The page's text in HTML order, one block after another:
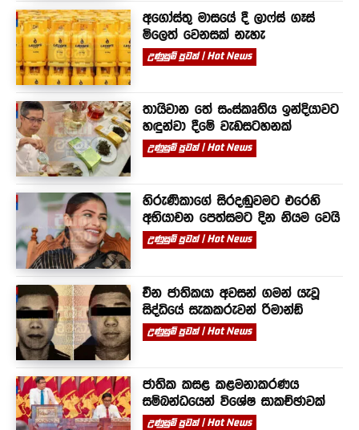
අගෝස්තු මාසයේ දී ලාෆ්ස් ගෑස්
මිලෙත් වෙනසක් නැහැ
උණුසුම් පුවත් | Hot News
තායිවාන තේ සංස්කෘතිය ඉන්දියාවට
හඳුන්වා දීමේ වැඩසටහනක්
උණුසුම් පුවත් | Hot News
හිරුණිකාගේ සිරදඬුවමට එරෙහි
අභියාචන පෙත්සමට දින නියම වෙයි
උණුසුම් පුවත් | Hot News
චීන ජාතිකයා අවසන් ගමන් යැවූ
සිද්ධියේ සැකකරුවන් රිමාන්ඩ්
උණුසුම් පුවත් | Hot News
ජාතික කසළ කළමනාකරණය
සම්බන්ධයෙන් විශේෂ සාකච්ඡාවක්
උණුසුම් පුවත් | Hot News